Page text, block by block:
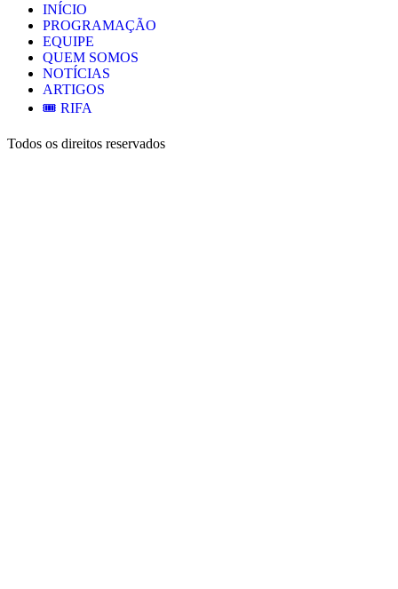
INÍCIO
PROGRAMAÇÃO
EQUIPE
QUEM SOMOS
NOTÍCIAS
ARTIGOS
🎟️ RIFA
Todos os direitos reservados